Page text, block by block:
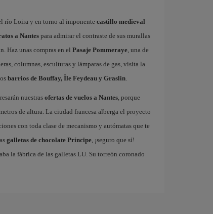
río Loira y en torno al imponente castillo medieval
a Nantespara admirar el contraste de sus murallas
Haz unas compras en el Pasaje Pommeraye, una de
columnas, esculturas y lámparas de gas, visita la
barrios de Bouffay, Île Feydeau y Graslin.
nuestras ofertas de vuelos a Nantes, porque
de altura. La ciudad francesa alberga el proyecto
con toda clase de mecanismo y autómatas que te
galletas de chocolate Príncipe, ¡seguro que sí!
la fábrica de las galletas LU. Su torreón coronado